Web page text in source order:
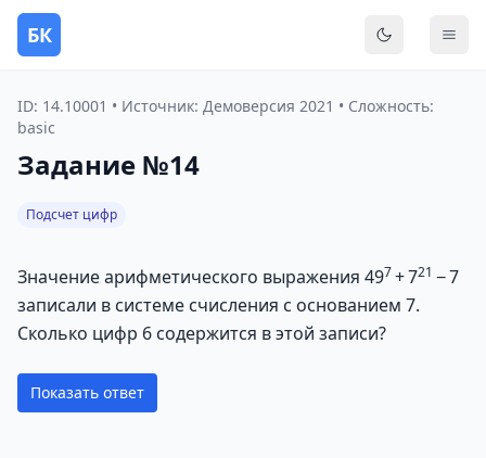
БК
ID: 14.10001 • Источник: Демоверсия 2021 • Сложность:
basic
Задание №14
Подсчет цифр
Значение арифметического выражения 497+ 721 − 7
записали в системе счисления с основанием 7.
Сколько цифр 6 содержится в этой записи?
Показать ответ